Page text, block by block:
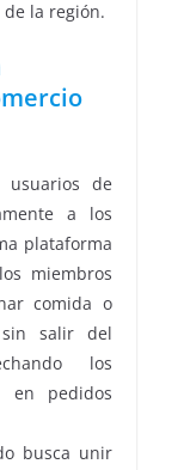
la región.
de
a los
plataforma
miembros
comida o
sin salir del
los
en pedidos
busca unir